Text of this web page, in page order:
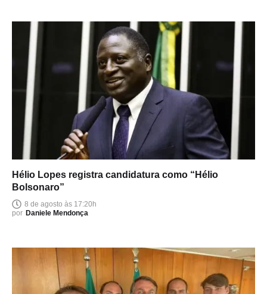
Hélio Lopes registra candidatura como “Hélio
Bolsonaro”
8 de agosto às 17:20h
por Daniele Mendonça